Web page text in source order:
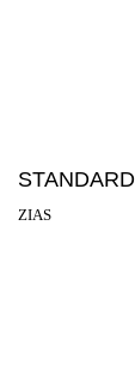
ZIAS